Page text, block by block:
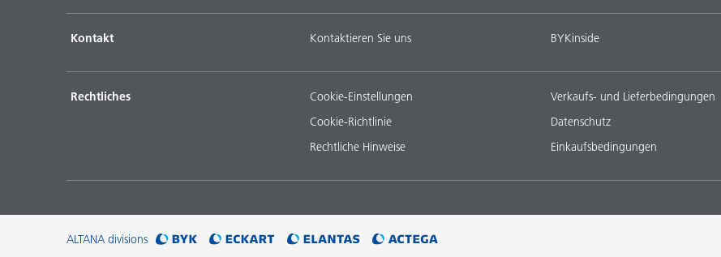
Kontakt Kontaktieren Sie uns BYKinside
Rechtliches
Cookie-Einstellungen
Cookie-Richtlinie
Rechtliche Hinweise
Verkaufs- und Lieferbedingungen
Datenschutz
Einkaufsbedingungen
ALTANA divisions